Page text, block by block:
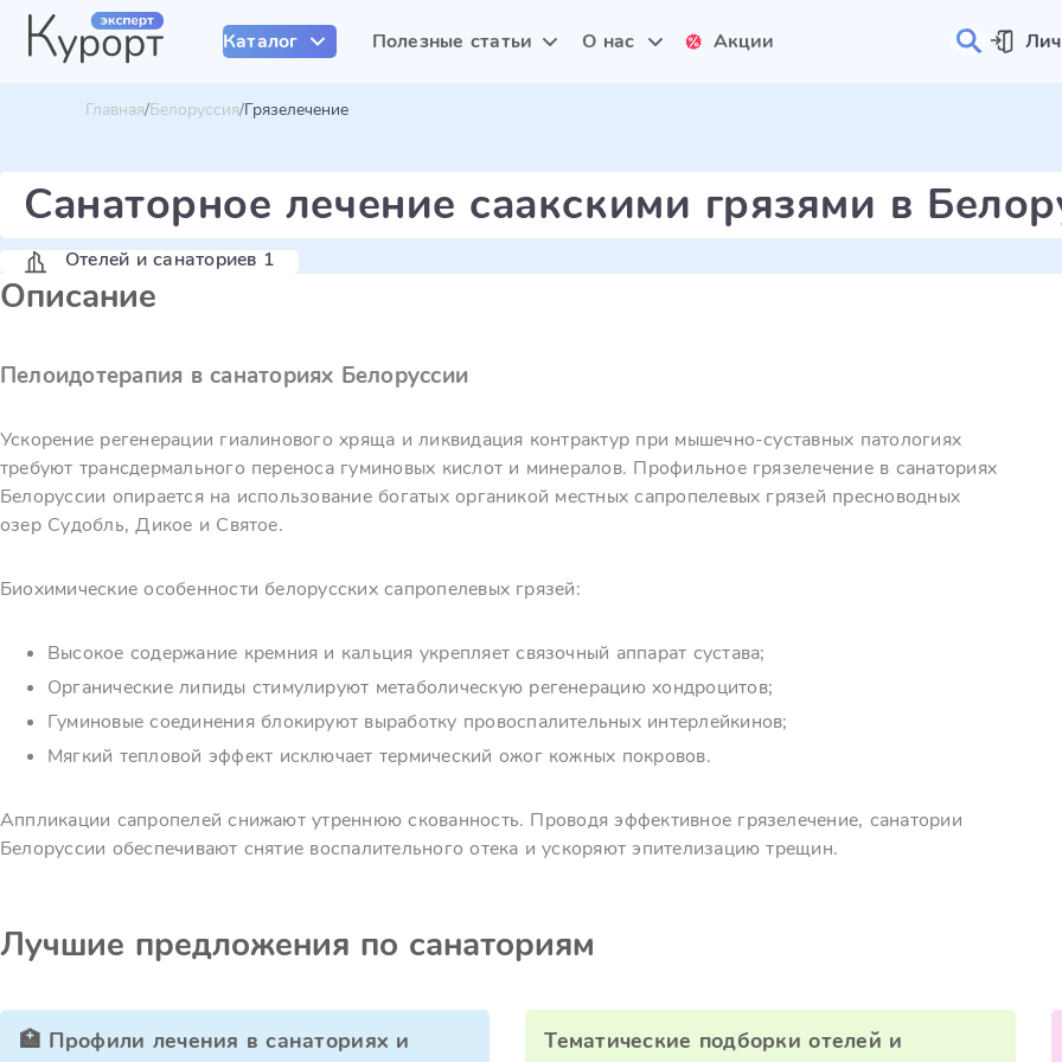
Каталог Полезные статьи О нас Акции
Главная Белоруссия Грязелечение
Санаторное лечение саакскими грязями в
Отелей и санаториев 1
Описание
Пелоидотерапия в санаториях Белоруссии
Ускорение регенерации гиалинового хряща и ликвидация контрактур при мышечно-суставных патологиях
требуют трансдермального переноса гуминовых кислот и минералов. Профильное грязелечение в санаториях
Белоруссии опирается на использование богатых органикой местных сапропелевых грязей пресноводных
озер Судобль, Дикое и Святое.
Биохимические особенности белорусских сапропелевых грязей:
Высокое содержание кремния и кальция укрепляет связочный аппарат сустава;
Органические липиды стимулируют метаболическую регенерацию хондроцитов;
Гуминовые соединения блокируют выработку провоспалительных интерлейкинов;
Мягкий тепловой эффект исключает термический ожог кожных покровов.
Аппликации сапропелей снижают утреннюю скованность. Проводя эффективное грязелечение, санатории
Белоруссии обеспечивают снятие воспалительного отека и ускоряют эпителизацию трещин.
Лучшие предложения по санаториям
🏥 Профили лечения в санаториях и
Тематические подборки отелей и